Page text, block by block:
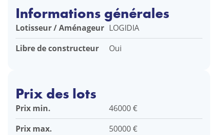
Informations générales
Lotisseur / Aménageur LOGIDIA
Libre de constructeur
Oui
Prix des lots
Prix min.
46000 €
Prix max.
50000 €